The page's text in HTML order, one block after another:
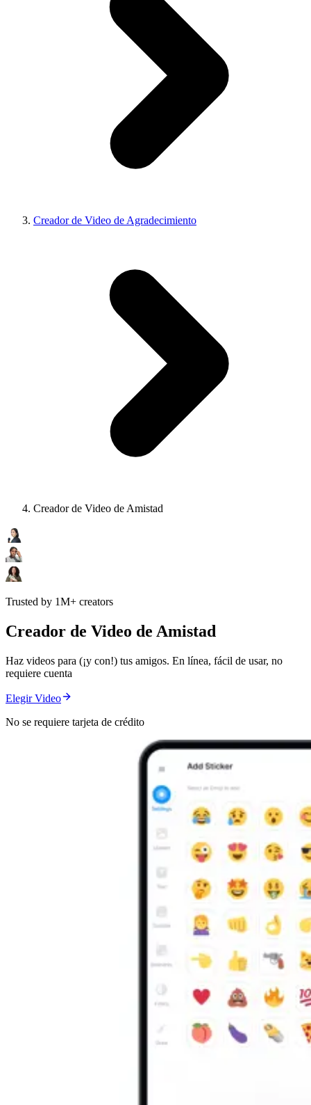
Creador de Video de Agradecimiento
Creador de Video de Amistad
Trusted by 1M+ creators
Creador de Video de Amistad
Haz videos para (¡y con!) tus amigos. En línea, fácil de usar, no
requiere cuenta
Elegir Video
No se requiere tarjeta de crédito